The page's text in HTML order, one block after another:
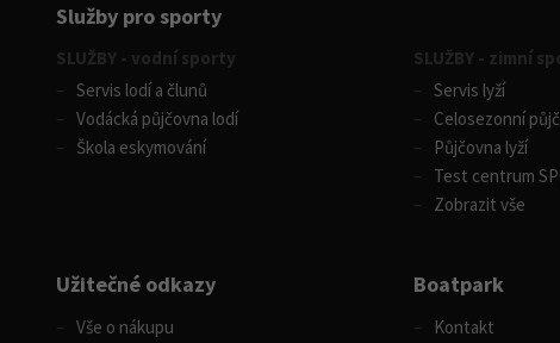
Služby pro sporty
SLUŽBY - vodní sporty
Servis lodí a člunů
Vodácká půjčovna lodí
Škola eskymování
SLUŽBY - zimní
Servis lyží
Celosezonní
Půjčovna lyží
Test centrum
Zobrazit vše
Užitečné odkazy
Vše o nákupu
Boatpark
Kontakt